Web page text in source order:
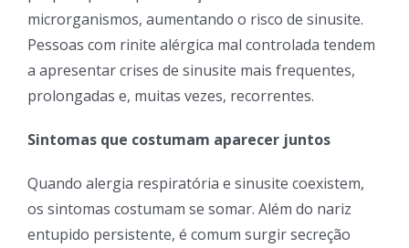
microrganismos, aumentando o risco de sinusite.
Pessoas com rinite alérgica mal controlada tendem
a apresentar crises de sinusite mais frequentes,
prolongadas e, muitas vezes, recorrentes.
Sintomas que costumam aparecer juntos
Quando alergia respiratória e sinusite coexistem,
os sintomas costumam se somar. Além do nariz
entupido persistente, é comum surgir secreção